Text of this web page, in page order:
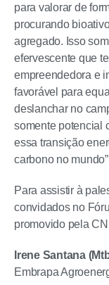
para valorar de
procurando
agregado. Isso
efervescente que
empreendedora e
favorável para
deslanchar no
somente potencial
essa transição
carbono no
Para assistir à
convidados no
promovido pela
Irene Santana
Embrapa